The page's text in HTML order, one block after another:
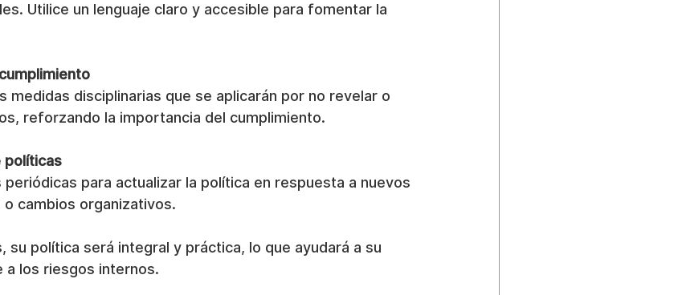
Utilice un lenguaje claro y accesible para fomentar la
medidas disciplinarias que se aplicarán por no revelar o
reforzando la importancia del cumplimiento.
políticas
para actualizar la política en respuesta a nuevos
cambios organizativos.
su política será integral y práctica, lo que ayudará a su
a los riesgos internos.